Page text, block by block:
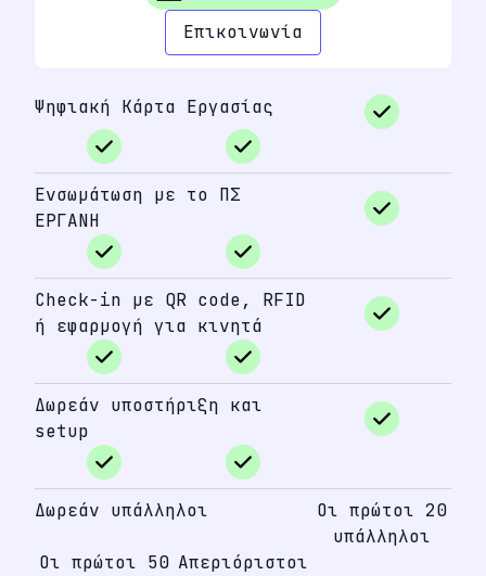
Επικοινωνία
Ψηφιακή Κάρτα Εργασίας
Ενσωμάτωση με το ΠΣ
ΕΡΓΑΝΗ
Check-in με QR code, RFID
ή εφαρμογή για κινητά
Δωρεάν υποστήριξη και
setup
Δωρεάν υπάλληλοι
Οι πρώτοι 20
υπάλληλοι
Οι πρώτοι 50 Απεριόριστοι